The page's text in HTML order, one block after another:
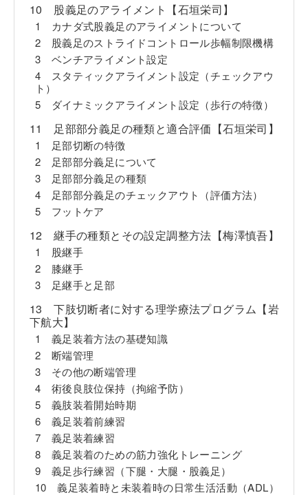
10 股義足のアライメント【石垣栄司】
1 カナダ式股義足のアライメントについて
2 股義足のストライドコントロール歩幅制限機構
3 ベンチアライメント設定
4 スタティックアライメント設定（チェックアウ
ト）
5 ダイナミックアライメント設定（歩行の特徴）
11 足部部分義足の種類と適合評価【石垣栄司】
1 足部切断の特徴
2 足部部分義足について
3 足部部分義足の種類
4 足部部分義足のチェックアウト（評価方法）
5 フットケア
12 継手の種類とその設定調整方法【梅澤慎吾】
1 股継手
2 膝継手
3 足継手と足部
13 下肢切断者に対する理学療法プログラム【岩
下航大】
1 義足装着方法の基礎知識
2 断端管理
3 その他の断端管理
4 術後良肢位保持（拘縮予防）
5 義肢装着開始時期
6 義足装着前練習
7 義足装着練習
8 義足装着のための筋力強化トレーニング
9 義足歩行練習（下腿・大腿・股義足）
10 義足装着時と未装着時の日常生活活動（ADL）